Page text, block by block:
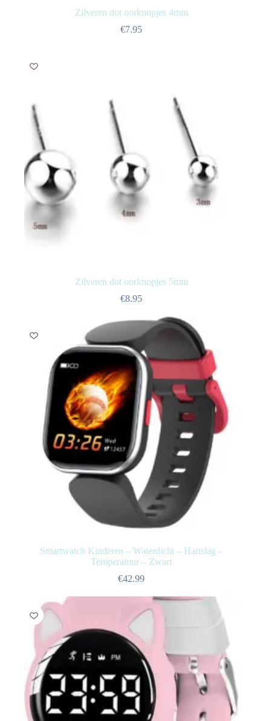
Zilveren dot oorknopjes 4mm
€7.95
Zilveren dot oorknopjes 5mm
€8.95
Smartwatch Kinderen – Waterdicht – Hartslag –
Temperatuur – Zwart
€42.99